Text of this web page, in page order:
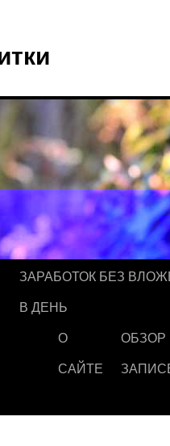
ЗАРАБОТОК БЕЗ
В ДЕНЬ
О
САЙТЕ
ОБЗОР